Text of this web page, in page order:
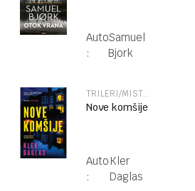
Autor
:
Samuel
Bjork
TRILERI/MISTERIJE
Nove komšije
Autor
:
Kler
Daglas